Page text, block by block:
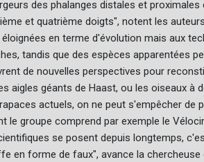
des phalanges distales et
et quatrième doigts", notent les
en terme d'évolution mais aux
tandis que des espèces apparentées
de nouvelles perspectives pour
aigles géants de Haast, ou les oiseaux à
actuels, on ne peut s'empêcher de
le groupe comprend par exemple le
se posent depuis longtemps,
en forme de faux", avance la